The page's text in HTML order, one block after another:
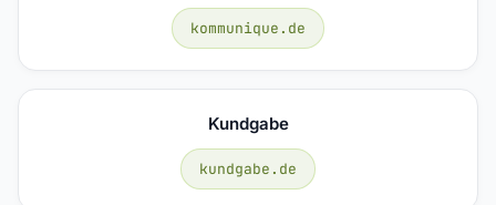
kommunique.de
Kundgabe
kundgabe.de